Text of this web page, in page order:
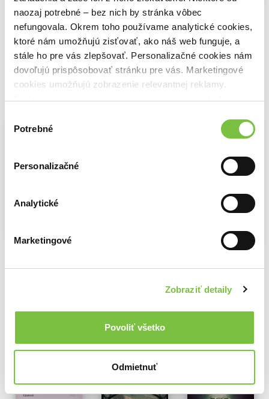
naozaj potrebné – bez nich by stránka vôbec
nefungovala. Okrem toho používame analytické cookies,
ktoré nám umožňujú zisťovať, ako náš web funguje, a
stále ho pre vás zlepšovať. Personalizačné cookies nám
dovoľujú prispôsobovať stránku pre vás. Marketingové
cookies umožňujú zobrazenie relevantnej reklamy.
Niektoré údaje zdieľame aj s tretími stranami. Veľmi by
cookies.
súhlasu
Potrebné
Personalizačné
Analytické
Marketingové
Zobraziť detaily
Povoliť všetko
Odmietnuť
Amerikáni
Tomáš Hudák
13,76€
Kvety pre Algernona
Daniel Keyes
11,78€
Lucia Sasková
10,99€
Vybrané pre teba
Lucia Sasková
Ďalšie z kategórie Spoločenská beletria
Viac z tejto kategórie